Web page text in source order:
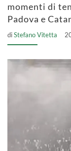
momenti di
Padova e
diStefano Vitetta